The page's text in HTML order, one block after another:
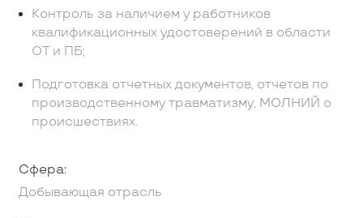
Контроль за наличием у работников
квалификационных удостоверений в области
ОТ и ПБ;
Подготовка отчетных документов, отчетов по
производственному травматизму, МОЛНИЙ о
происшествиях.
Сфера:
Добывающая отрасль